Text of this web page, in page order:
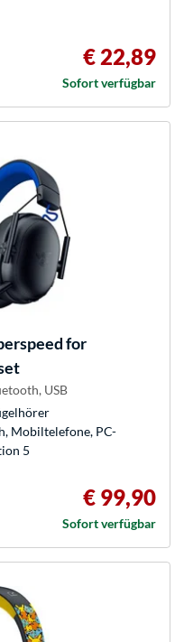
€ 22,89
Sofort verfügbar
for
USB
Mobiltelefone, PC-
5
€ 99,90
Sofort verfügbar